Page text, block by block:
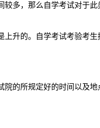
多，那么自学考试对于
升的。自学考试考验考
的所规定好的时间以及地